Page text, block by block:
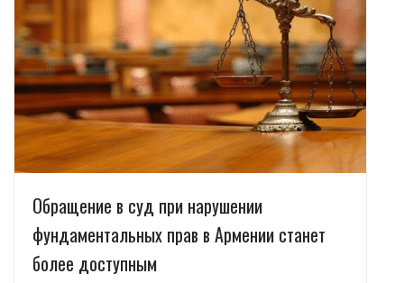
Обращение в суд при нарушении
фундаментальных прав в Армении станет
более доступным